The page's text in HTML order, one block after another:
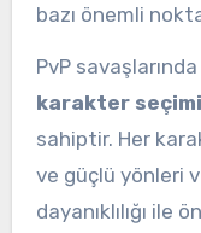
bazı önemli
PvP
karakter seçimi
sahiptir. Her
ve güçlü yönleri
dayanıklılığı ile